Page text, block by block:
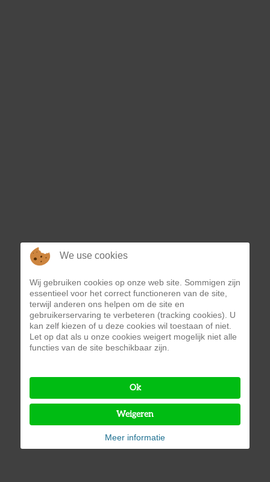
We use cookies
Wij gebruiken cookies op onze web site. Sommigen zijn
essentieel voor het correct functioneren van de site,
terwijl anderen ons helpen om de site en
gebruikerservaring te verbeteren (tracking cookies). U
kan zelf kiezen of u deze cookies wil toestaan of niet.
Let op dat als u onze cookies weigert mogelijk niet alle
functies van de site beschikbaar zijn.
Ok
Weigeren
Meer informatie